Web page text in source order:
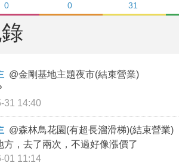
0
0
31
@金剛基地主題夜市(結束營業)
31 14:40
@森林鳥花園(有超長溜滑梯)(結束營業)
方，去了兩次，不過好像漲價了
01 11:14